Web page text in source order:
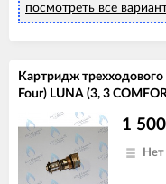
посмотреть все
Картридж трехходового
Four) LUNA (3, 3
1 500